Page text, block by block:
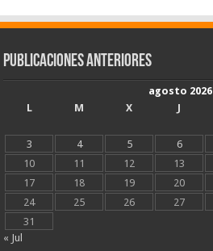
Publicaciones Anteriores
agosto 2026
L
M X J
3
4 5 6
10
11 12 13
17
18 19 20
24
25 26 27
31
« Jul